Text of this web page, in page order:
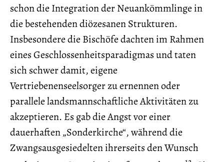
schon die Integration der Neuankömmlinge in
die bestehenden diözesanen Strukturen.
Insbesondere die Bischöfe dachten im Rahmen
eines Geschlossenheitsparadigmas und taten
sich schwer damit, eigene
Vertriebenenseelsorger zu ernennen oder
parallele landsmannschaftliche Aktivitäten zu
akzeptieren. Es gab die Angst vor einer
dauerhaften „Sonderkirche“, während die
Zwangsausgesiedelten ihrerseits den Wunsch